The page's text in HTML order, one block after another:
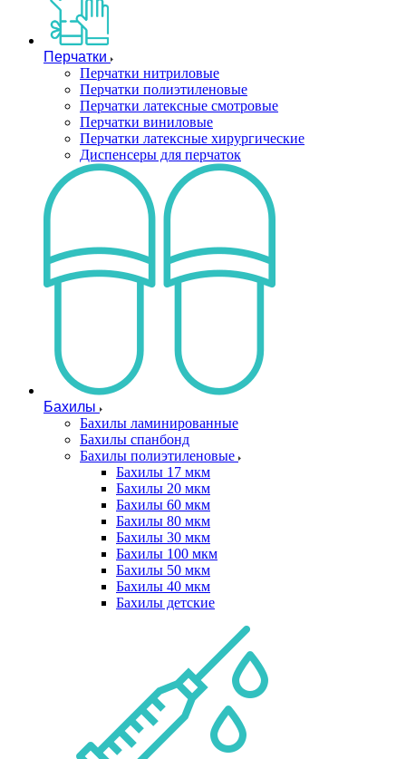
Перчатки
Перчатки нитриловые
Перчатки полиэтиленовые
Перчатки латексные смотровые
Перчатки виниловые
Перчатки латексные хирургические
Диспенсеры для перчаток
Бахилы
Бахилы ламинированные
Бахилы спанбонд
Бахилы полиэтиленовые
Бахилы 17 мкм
Бахилы 20 мкм
Бахилы 60 мкм
Бахилы 80 мкм
Бахилы 30 мкм
Бахилы 100 мкм
Бахилы 50 мкм
Бахилы 40 мкм
Бахилы детские